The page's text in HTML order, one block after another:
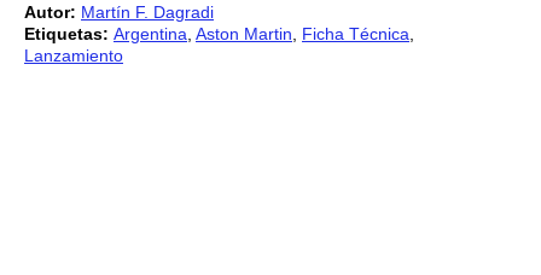
Autor: Martín F. Dagradi
Etiquetas: Argentina Aston Martin Ficha Técnica
Lanzamiento